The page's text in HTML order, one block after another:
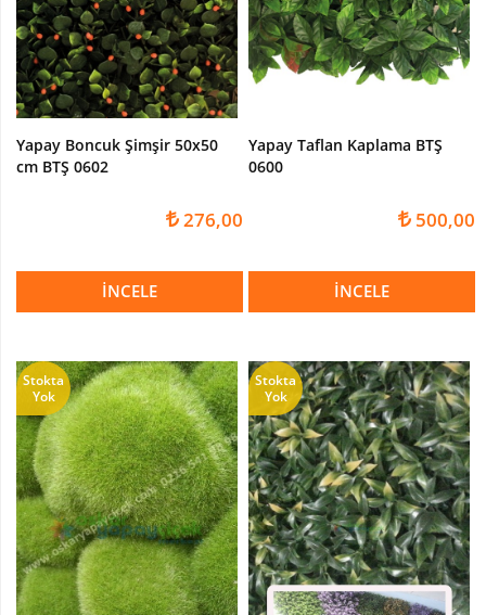
Yapay Boncuk Şimşir 50x50
cm BTŞ 0602
276,00
İNCELE
Yapay Taflan Kaplama BTŞ
0600
500,00
İNCELE
Stokta
Yok
Stokta
Yok